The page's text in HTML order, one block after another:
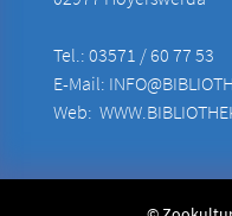
Tel.: 03571 / 60 77 53
E-Mail:
Web: